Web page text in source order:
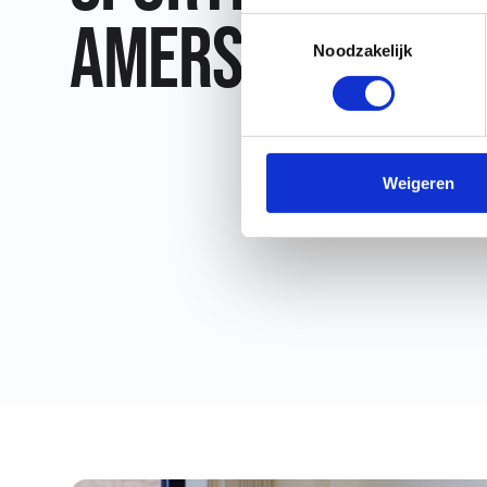
Noodzakelijk
Weigeren
Amersfoort?